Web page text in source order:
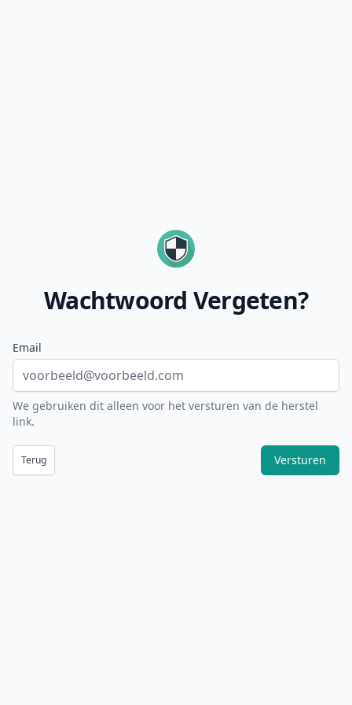
Wachtwoord Vergeten?
Email
We gebruiken dit alleen voor het versturen van de herstel
link.
Terug Versturen